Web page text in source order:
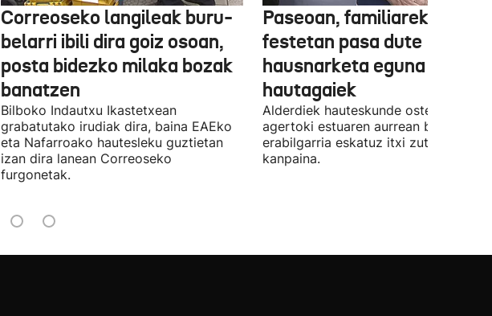
Correoseko langileak buru-
belarri ibili dira goiz osoan,
posta bidezko milaka bozak
banatzen
Bilboko Indautxu Ikastetxean
grabatutako irudiak dira, baina EAEko
eta Nafarroako hautesleku guztietan
izan dira lanean Correoseko
furgonetak.
Paseoan, familiarekin edo
festetan pasa dute
hausnarketa eguna
hautagaiek
Alderdiek hauteskunde osteko
agertoki estuaren aurrean boto
erabilgarria eskatuz itxi zuten atzo
kanpaina.